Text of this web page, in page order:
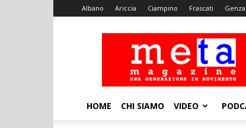
Albano Ariccia Ciampino Frascati
Meta
Magazine
HOME CHI SIAMO VIDEO